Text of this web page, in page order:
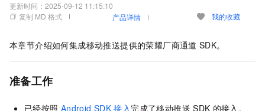
更新时间： 2025-09-12 11:15:10
复制 MD 格式
产品详情 我的收藏
本章节介绍如何集成移动推送提供的荣耀厂商通道 SDK。
准备工作
已经按照 Android SDK 接入完成了移动推送 SDK 的接入。